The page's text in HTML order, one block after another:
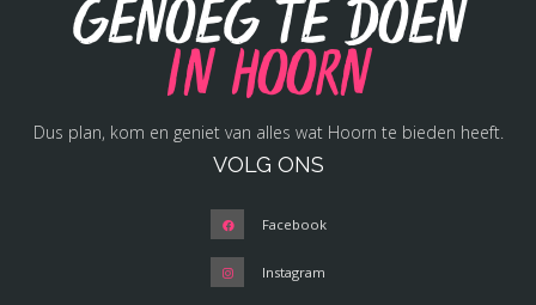
Genoeg te doen
in Hoorn
Dus plan, kom en geniet van alles wat Hoorn te bieden heeft.
VOLG ONS
Facebook
Instagram